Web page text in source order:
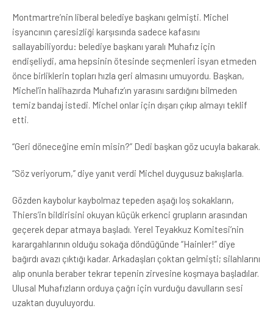
Montmartre’nin liberal belediye başkanı gelmişti. Michel
isyancının çaresizliği karşısında sadece kafasını
sallayabiliyordu: belediye başkanı yaralı Muhafız için
endişeliydi, ama hepsinin ötesinde seçmenleri isyan etmeden
önce birliklerin topları hızla geri almasını umuyordu. Başkan,
Michel’in halihazırda Muhafız’ın yarasını sardığını bilmeden
temiz bandaj istedi. Michel onlar için dışarı çıkıp almayı teklif
etti.
“Geri döneceğine emin misin?” Dedi başkan göz ucuyla bakarak.
“Söz veriyorum,” diye yanıt verdi Michel duygusuz bakışlarla.
Gözden kaybolur kaybolmaz tepeden aşağı loş sokakların,
Thiers’in bildirisini okuyan küçük erkenci grupların arasından
geçerek depar atmaya başladı. Yerel Teyakkuz Komitesi’nin
karargahlarının olduğu sokağa döndüğünde “Hainler!” diye
bağırdı avazı çıktığı kadar. Arkadaşları çoktan gelmişti; silahlarını
alıp onunla beraber tekrar tepenin zirvesine koşmaya başladılar.
Ulusal Muhafızların orduya çağrı için vurduğu davulların sesi
uzaktan duyuluyordu.